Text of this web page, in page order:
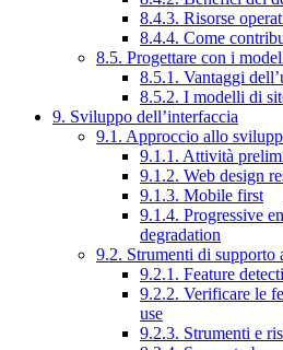
8.4.3. Risorse
8.4.4. Come
8.5. Progettare con i
8.5.1. Vantaggi
8.5.2. I modelli di
9. Sviluppo dell’interfaccia
9.1. Approccio allo
9.1.1. Attività
9.1.2. Web design
9.1.3. Mobile first
9.1.4. Progressive
degradation
9.2. Strumenti di
9.2.1. Feature
9.2.2. Verificare le
use
9.2.3. Strumenti e